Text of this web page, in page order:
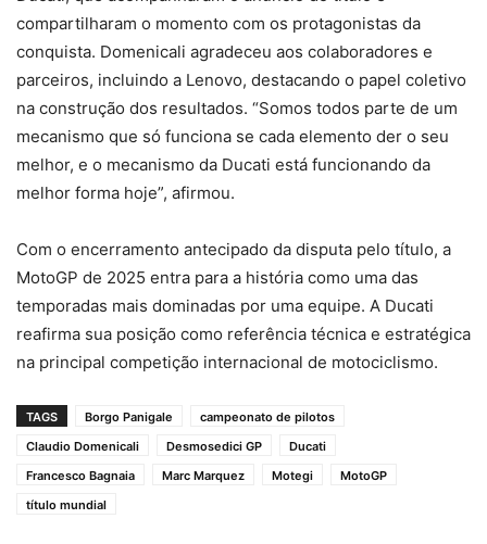
compartilharam o momento com os protagonistas da
conquista. Domenicali agradeceu aos colaboradores e
parceiros, incluindo a Lenovo, destacando o papel coletivo
na construção dos resultados. “Somos todos parte de um
mecanismo que só funciona se cada elemento der o seu
melhor, e o mecanismo da Ducati está funcionando da
melhor forma hoje”, afirmou.
Com o encerramento antecipado da disputa pelo título, a
MotoGP de 2025 entra para a história como uma das
temporadas mais dominadas por uma equipe. A Ducati
reafirma sua posição como referência técnica e estratégica
na principal competição internacional de motociclismo.
TAGS Borgo Panigale
campeonato de pilotos
Claudio Domenicali
Desmosedici GP
Ducati
Francesco Bagnaia
Marc Marquez Motegi
MotoGP
título mundial